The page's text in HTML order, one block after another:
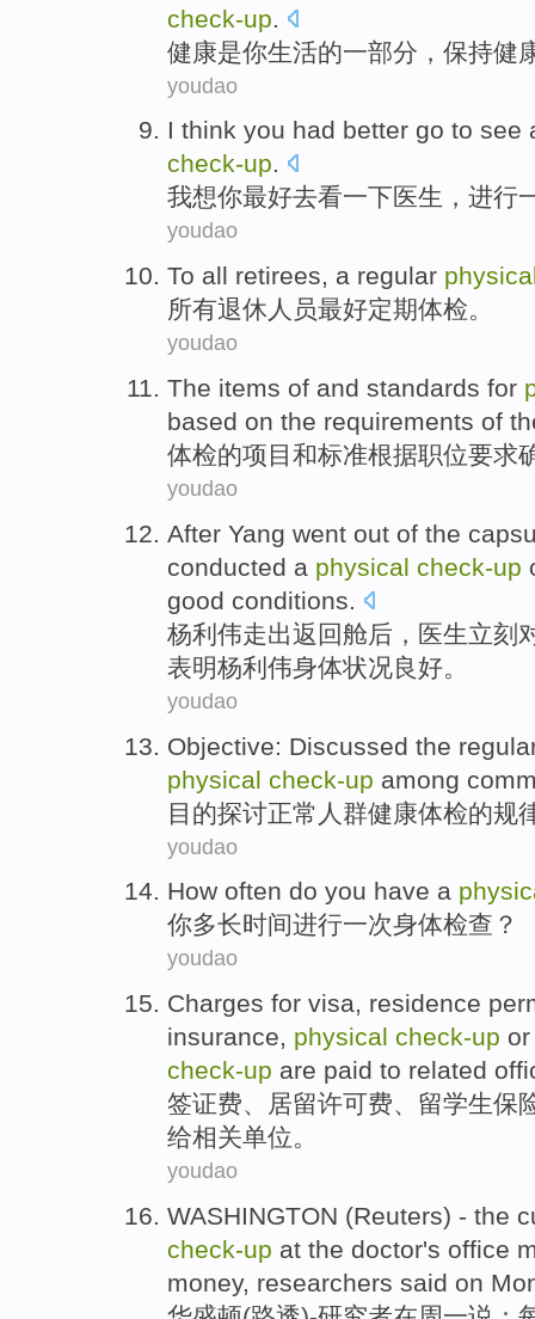
check-up
健康是你生活的一部分， 保持健
youdao
I think you had better go to see
check-up.
我想你最好去看一下医生 ， 进行
youdao
To all retirees, a regular
所有退休 人员最好定期体检。
youdao
The items of and standards for
based on the requirements of
体检的项目和标准根据职位要求
youdao
After Yang went out of the
conducted a physical check-up
good conditions.
杨利伟走出返回舱后 ， 医生立刻
表明杨利伟身体状况良好。
youdao
Objective: Discussed the
physical check-up among
目的探讨正常 人群健康体检的规
youdao
How often do you have a
你多长时间进行一次身体检查 ？
youdao
Charges for visa, residence
insurance, physical check-up
check-up are paid to related
签证费、 居留许可费、 留学生保
给相关单位。
youdao
WASHINGTON (Reuters) - the
check-up at the doctor's office
money, researchers said on